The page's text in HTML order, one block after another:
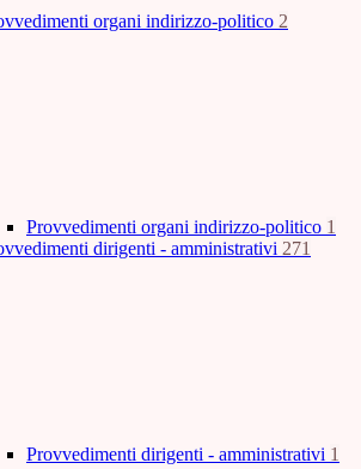
organi indirizzo-politico 2
Provvedimenti organi indirizzo-politico 1
dirigenti - amministrativi 271
Provvedimenti dirigenti - amministrativi 1